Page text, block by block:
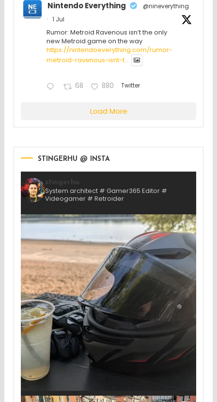
Nintendo Everything
@nineverything
·
1 Jul
Rumor: Metroid Ravenous isn’t the only
new Metroid game on the way
https://nintendoeverything.com/rumor-
metroid-ravenous-isnt-t...
68 880 Twitter
Load More
STINGERHU @ INSTA
System architect # Gamer365 Editor #
Videogamer # Retroider